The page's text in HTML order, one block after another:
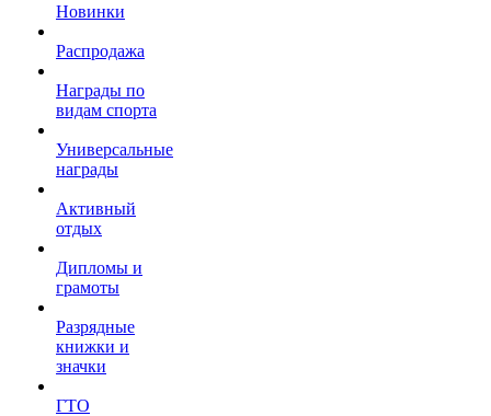
Новинки
Распродажа
Награды по
видам спорта
Универсальные
награды
Активный
отдых
Дипломы и
грамоты
Разрядные
книжки и
значки
ГТО